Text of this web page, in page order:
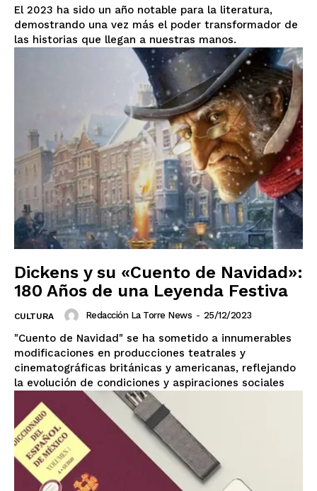
El Suplemento
SUSCRIBIRSE
Estados
Aguascalientes Baja California
Baja California Sur Campeche
Chihuahua
Ciudad de México
Colima Durango
Estado de México
Guanajuato
Hidalgo
Jalisco
Michoacán
Zacatecas Yucatán Veracruz
El 2023 ha sido un año notable para la literatura,
demostrando una vez más el poder transformador de
las historias que llegan a nuestras manos.
Dickens y su «Cuento de Navidad»:
180 Años de una Leyenda Festiva
CULTURA Redacción La Torre News - 25/12/2023
"Cuento de Navidad" se ha sometido a innumerables
modificaciones en producciones teatrales y
cinematográficas británicas y americanas, reflejando
la evolución de condiciones y aspiraciones sociales